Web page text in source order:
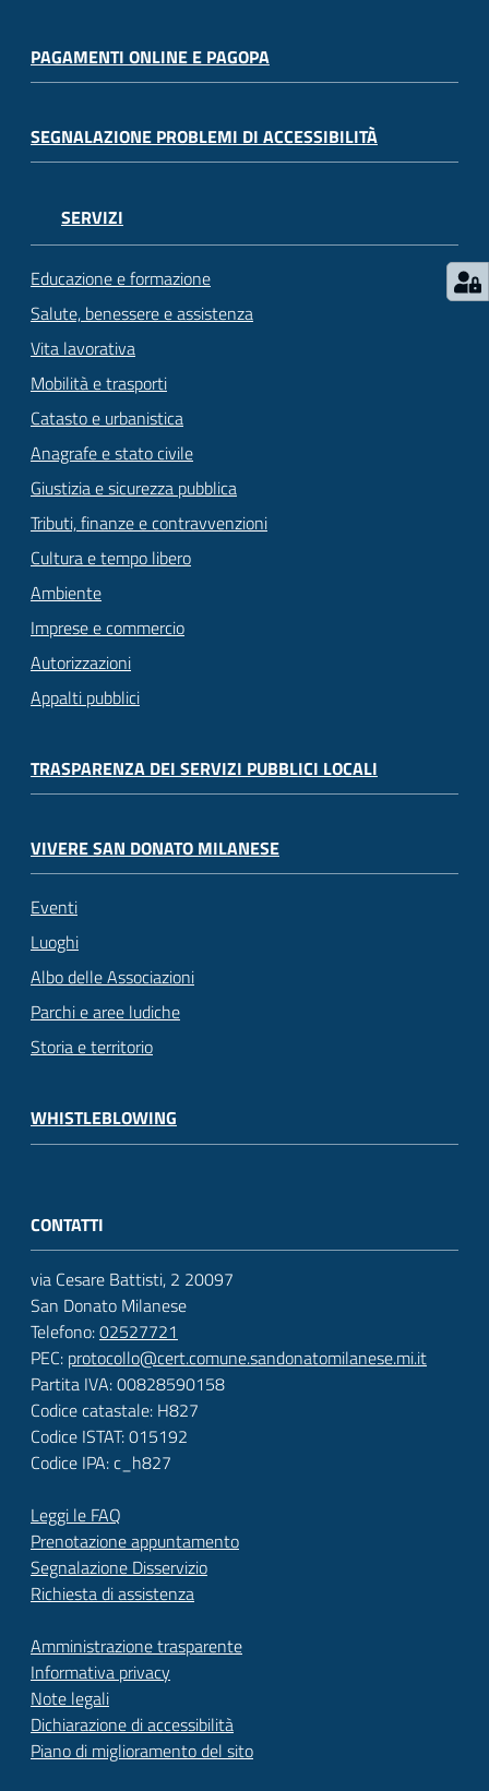
PAGAMENTI ONLINE E PAGOPA
SEGNALAZIONE PROBLEMI DI ACCESSIBILITÀ
SERVIZI
Educazione e formazione
Salute, benessere e assistenza
Vita lavorativa
Mobilità e trasporti
Catasto e urbanistica
Anagrafe e stato civile
Giustizia e sicurezza pubblica
Tributi, finanze e contravvenzioni
Cultura e tempo libero
Ambiente
Imprese e commercio
Autorizzazioni
Appalti pubblici
TRASPARENZA DEI SERVIZI PUBBLICI LOCALI
VIVERE SAN DONATO MILANESE
Eventi
Luoghi
Albo delle Associazioni
Parchi e aree ludiche
Storia e territorio
WHISTLEBLOWING
CONTATTI
via Cesare Battisti, 2 20097
San Donato Milanese
Telefono:02527721
PEC: protocollo@cert.comune.sandonatomilanese.mi.it
Partita IVA: 00828590158
Codice catastale: H827
Codice ISTAT: 015192
Codice IPA: c_h827
Leggi le FAQ
Prenotazione appuntamento
Segnalazione Disservizio
Richiesta di assistenza
Amministrazione trasparente
Informativa privacy
Note legali
Dichiarazione di accessibilità
Piano di miglioramento del sito